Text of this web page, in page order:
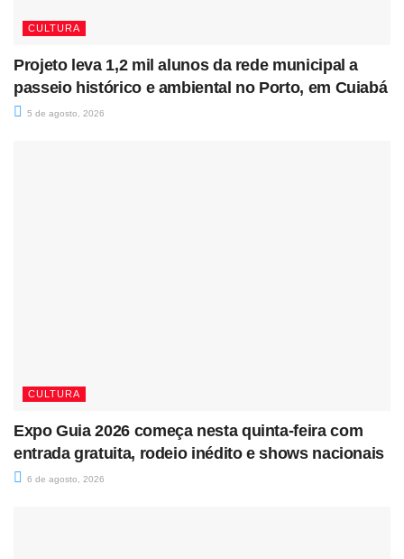
CULTURA
Projeto leva 1,2 mil alunos da rede municipal a
passeio histórico e ambiental no Porto, em Cuiabá
5 de agosto, 2026
CULTURA
Expo Guia 2026 começa nesta quinta-feira com
entrada gratuita, rodeio inédito e shows nacionais
6 de agosto, 2026